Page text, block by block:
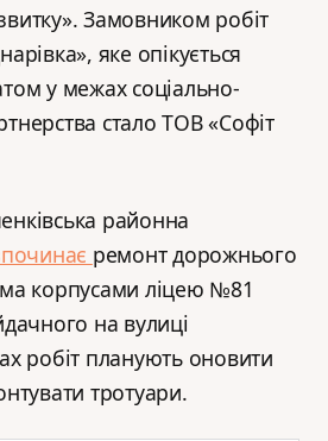
Замовником робіт
яке опікується
у межах соціально-
стало ТОВ «Софіт
районна
ремонт дорожнього
корпусами ліцею №81
на вулиці
робіт планують оновити
тротуари.